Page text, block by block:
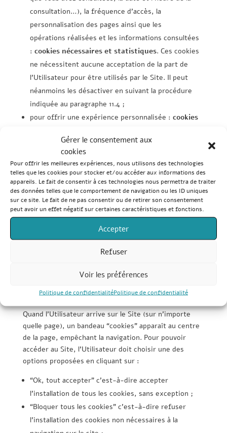
Gérer le consentement aux
cookies
Pour offrir les meilleures expériences, nous utilisons des technologies
telles que les cookies pour stocker et/ou accéder aux informations des
appareils. Le fait de consentir à ces technologies nous permettra de traiter
des données telles que le comportement de navigation ou les ID uniques
sur ce site. Le fait de ne pas consentir ou de retirer son consentement
peut avoir un effet négatif sur certaines caractéristiques et fonctions.
Accepter
Refuser
Voir les préférences
Politique de confidentialitéPolitique de confidentialité
consultation…), la fréquence d’accès, la
personnalisation des pages ainsi que les
opérations réalisées et les informations consultées
: cookies nécessaires et statistiques. Ces cookies
ne nécessitent aucune acceptation de la part de
l’Utilisateur pour être utilisés par le Site. Il peut
néanmoins les désactiver en suivant la procédure
indiquée au paragraphe 11.4 ;
pour offrir une expérience personnalisée : cookies
pour afficher des messages publicitaires pertinents
ou des informations adaptées aux centres d’intérêt
de l’Utilisateur :cookies publicitaires et de
profilage ;
pour permettre de partager du contenu sur les
réseaux sociaux :cookies de réseaux sociaux;
11.3 Gestion des cookies par l’Utilisateur lors de la
navigation sur le Site : module “Complianz”
permet à l’Utilisateur de gérer et personnaliser les
chacune de ses visites s’il le souhaite.
Quand l’Utilisateur arrive sur le Site (sur n’importe
quelle page), un bandeau “cookies” apparaît au centre
de la page, empêchant la navigation. Pour pouvoir
accéder au Site, l’Utilisateur doit choisir une des
options proposées en cliquant sur :
“Ok, tout accepter” c’est-à-dire accepter
l’installation de tous les cookies, sans exception ;
“Bloquer tous les cookies” c’est-à-dire refuser
l’installation des cookies non nécessaires à la